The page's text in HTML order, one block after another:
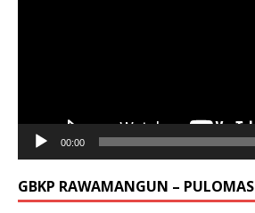
00:00
GBKP RAWAMANGUN – PULOMAS